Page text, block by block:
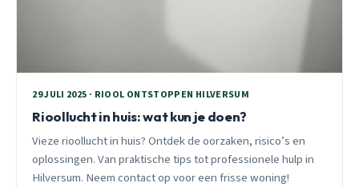
29 JULI 2025 · RIOOL ONTSTOPPEN HILVERSUM
Rioollucht in huis: wat kun je doen?
Vieze rioollucht in huis? Ontdek de oorzaken, risico’s en
oplossingen. Van praktische tips tot professionele hulp in
Hilversum. Neem contact op voor een frisse woning!